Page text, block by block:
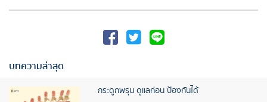
บทความล่าสุด
กระดูกพรุน ดูแลก่อน ป้องกันได้